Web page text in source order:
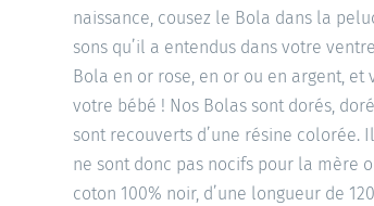
naissance, cousez le Bola dans la
sons qu’il a entendus dans votre
Bola en or rose, en or ou en argent,
votre bébé ! Nos Bolas sont dorés,
sont recouverts d’une résine colorée.
ne sont donc pas nocifs pour la mère
coton 100% noir, d’une longueur de